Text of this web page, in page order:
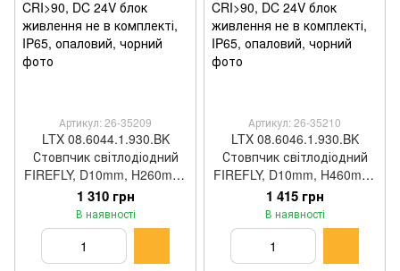
Артикул: 26-35209
LTX 08.6044.1.930.BK
Стовпчик світлодіодний
FIREFLY, D10mm, H260mm,
LED 0.5W, 3000K, 90°, 9Lm,
CRI>90, DC 24V блок
живлення не в комплекті,
IP65, опаловий, чорний
1 310 грн
В наявності
Артикул: 26-35210
LTX 08.6046.1.930.BK
Стовпчик світлодіодний
FIREFLY, D10mm, H460mm,
LED 0.5W, 3000K, 90°, 9Lm,
CRI>90, DC 24V блок
живлення не в комплекті,
IP65, опаловий, чорний
1 415 грн
В наявності